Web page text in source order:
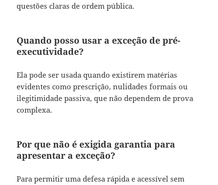
questões claras de ordem pública.
Quando posso usar a exceção de pré-
executividade?
Ela pode ser usada quando existirem matérias
evidentes como prescrição, nulidades formais ou
ilegitimidade passiva, que não dependem de prova
complexa.
Por que não é exigida garantia para
apresentar a exceção?
Para permitir uma defesa rápida e acessível sem